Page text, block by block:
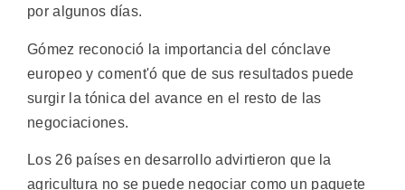
por algunos días.
Gómez reconoció la importancia del cónclave
europeo y coment'ó que de sus resultados puede
surgir la tónica del avance en el resto de las
negociaciones.
Los 26 países en desarrollo advirtieron que la
agricultura no se puede negociar como un paquete